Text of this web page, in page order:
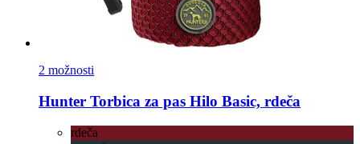
2 možnosti
Hunter Torbica za pas Hilo Basic, rdeča
rdeča